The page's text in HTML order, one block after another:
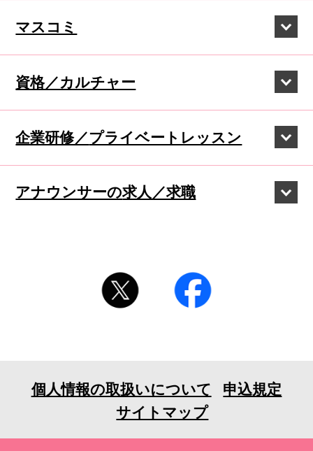
マスコミ
資格／カルチャー
企業研修／プライベートレッスン
アナウンサーの求人／求職
個人情報の取扱いについて
申込規定
サイトマップ